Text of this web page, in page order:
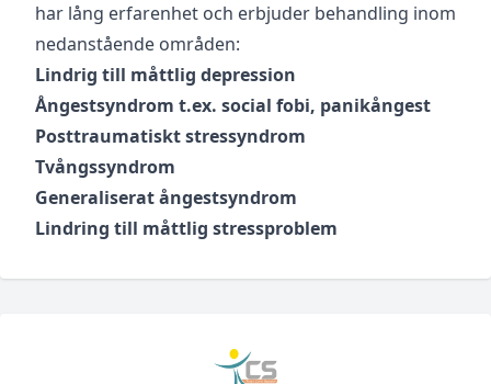
har lång erfarenhet och erbjuder behandling inom
nedanstående områden:
Lindrig till måttlig depression
Ångestsyndrom t.ex. social fobi, panikångest
Posttraumatiskt stressyndrom
Tvångssyndrom
Generaliserat ångestsyndrom
Lindring till måttlig stressproblem